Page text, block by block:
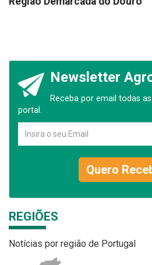
Newsletter
Receba por email todas
portal.
Quero
REGIÕES
Notícias por região de Portugal